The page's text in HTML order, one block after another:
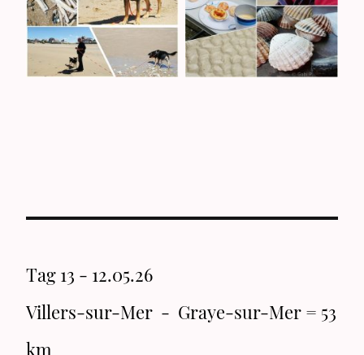
Tag 13 - 12.05.26
Villers-sur-Mer - Graye-sur-Mer = 53
km